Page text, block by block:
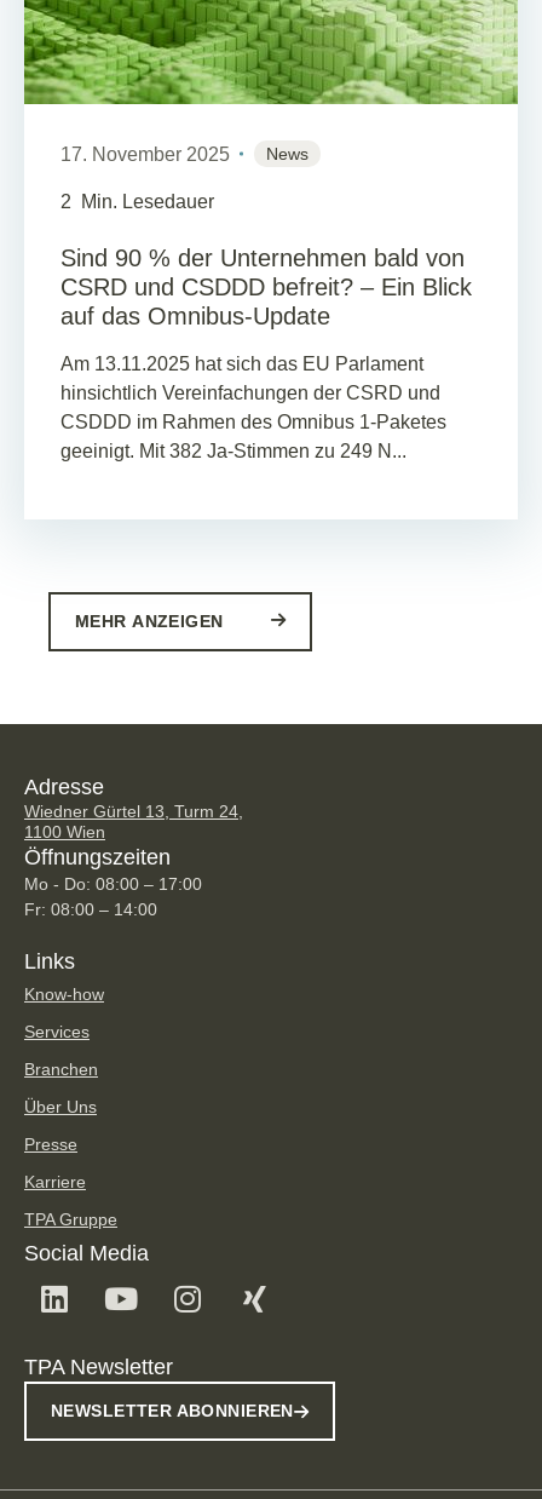
17. November 2025 News
2 Min. Lesedauer
Sind 90 % der Unternehmen bald von
CSRD und CSDDD befreit? – Ein Blick
auf das Omnibus-Update
Am 13.11.2025 hat sich das EU Parlament
hinsichtlich Vereinfachungen der CSRD und
CSDDD im Rahmen des Omnibus 1-Paketes
geeinigt. Mit 382 Ja-Stimmen zu 249 N...
MEHR ANZEIGEN
Adresse
Wiedner Gürtel 13, Turm 24,
1100 Wien
Öffnungszeiten
Mo - Do: 08:00 – 17:00
Fr: 08:00 – 14:00
Links
Know-how
Services
Branchen
Über Uns
Presse
Karriere
TPA Gruppe
Social Media
TPA Newsletter
NEWSLETTER ABONNIEREN